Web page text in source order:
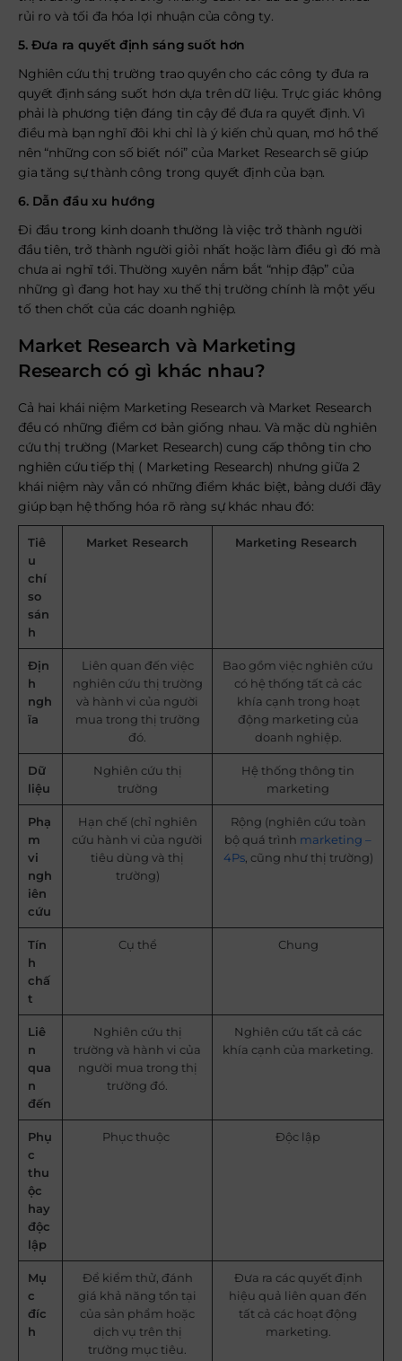
rủi ro và tối đa hóa lợi nhuận của công ty.
5. Đưa ra quyết định sáng suốt hơn
Nghiên cứu thị trường trao quyền cho các công ty đưa ra
quyết định sáng suốt hơn dựa trên dữ liệu. Trực giác không
phải là phương tiện đáng tin cậy để đưa ra quyết định. Vì
điều mà bạn nghĩ đôi khi chỉ là ý kiến chủ quan, mơ hồ thế
nên “những con số biết nói” của Market Research sẽ giúp
gia tăng sự thành công trong quyết định của bạn.
6. Dẫn đầu xu hướng
Đi đầu trong kinh doanh thường là việc trở thành người
đầu tiên, trở thành người giỏi nhất hoặc làm điều gì đó mà
chưa ai nghĩ tới. Thường xuyên nắm bắt “nhịp đập” của
những gì đang hot hay xu thế thị trường chính là một yếu
tố then chốt của các doanh nghiệp.
Market Research và Marketing
Research có gì khác nhau?
Cả hai khái niệm Marketing Research và Market Research
đều có những điểm cơ bản giống nhau. Và mặc dù nghiên
cứu thị trường (Market Research) cung cấp thông tin cho
nghiên cứu tiếp thị ( Marketing Research) nhưng giữa 2
khái niệm này vẫn có những điểm khác biệt, bảng dưới đây
giúp bạn hệ thống hóa rõ ràng sự khác nhau đó:
Tiê
u
chí
so
sán
h
Market Research Marketing Research
Địn
h
ngh
ĩa
Liên quan đến việc
nghiên cứu thị trường
và hành vi của người
mua trong thị trường
đó.
Bao gồm việc nghiên cứu
có hệ thống tất cả các
khía cạnh trong hoạt
động marketing của
doanh nghiệp.
Dữ
liệu
Nghiên cứu thị
trường
Hệ thống thông tin
marketing
Phạ
m
vi
ngh
iên
cứu
Hạn chế (chỉ nghiên
cứu hành vi của người
tiêu dùng và thị
trường)
Rộng (nghiên cứu toàn
bộ quá trình marketing –
4Ps, cũng như thị trường)
Tín
h
chấ
t
Cụ thể Chung
Liê
n
qua
n
đến
Nghiên cứu thị
trường và hành vi của
người mua trong thị
trường đó.
Nghiên cứu tất cả các
khía cạnh của marketing.
Phụ
c
thu
ộc
hay
độc
lập
Phục thuộc Độc lập
Mụ
c
đíc
h
Để kiểm thử, đánh
giá khả năng tồn tại
của sản phẩm hoặc
dịch vụ trên thị
trường mục tiêu.
Đưa ra các quyết định
hiệu quả liên quan đến
tất cả các hoạt động
marketing.